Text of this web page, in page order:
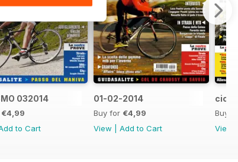
032014
€4,99
to Cart
01-02-2014
Buy for €4,99
View
Add to Cart
Buy
View